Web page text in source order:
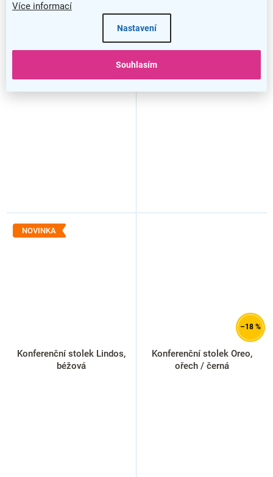
Více informací
Nastavení
Souhlasím
Konferenční stolek Dion, dub
Konferenční stolek Malaya,
NOVINKA
Konferenční stolek Lindos,
béžová
–18 %
Konferenční stolek Oreo,
ořech / černá